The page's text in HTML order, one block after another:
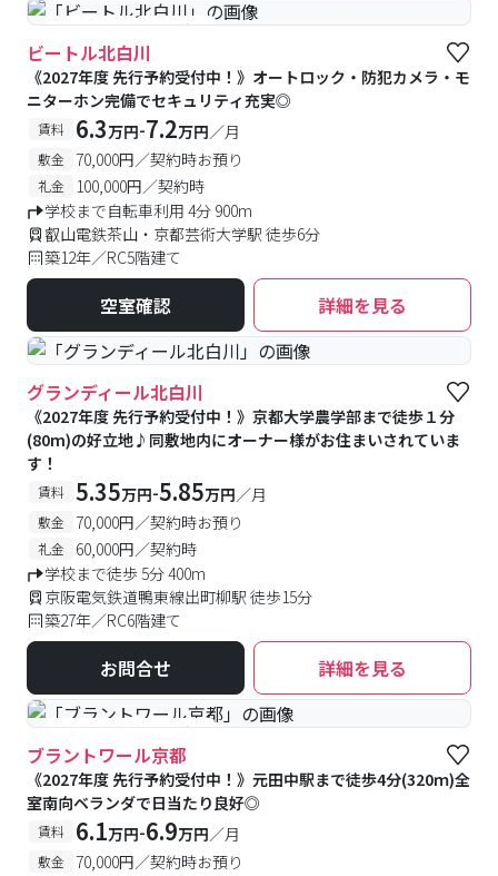
#予約受付中 #空室待ち
ビートル北白川
《2027年度 先行予約受付中！》オートロック・防犯カメラ・モ
ニターホン完備でセキュリティ充実◎
賃料 6.3万円-7.2万円／月
敷金 70,000円／契約時お預り
礼金
100,000円／契約時
学校まで自転車利用 4分 900m
叡山電鉄茶山・京都芸術大学駅 徒歩6分
築12年／RC5階建て
空室確認 詳細を見る
グランディール北白川
《2027年度 先行予約受付中！》京都大学農学部まで徒歩１分
(80m)の好立地♪同敷地内にオーナー様がお住まいされていま
す！
賃料 5.35万円-5.85万円／月
敷金 70,000円／契約時お預り
礼金
60,000円／契約時
学校まで徒歩 5分 400m
京阪電気鉄道鴨東線出町柳駅 徒歩15分
築27年／RC6階建て
お問合せ 詳細を見る
#予約受付中 #空室待ち
ブラントワール京都
《2027年度 先行予約受付中！》元田中駅まで徒歩4分(320ｍ)全
室南向ベランダで日当たり良好◎
賃料 6.1万円-6.9万円／月
敷金 70,000円／契約時お預り